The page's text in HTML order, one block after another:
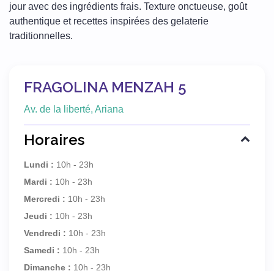
jour avec des ingrédients frais. Texture onctueuse, goût
authentique et recettes inspirées des gelaterie
traditionnelles.
FRAGOLINA MENZAH 5
Av. de la liberté, Ariana
Horaires
Lundi : 10h - 23h
Mardi : 10h - 23h
Mercredi : 10h - 23h
Jeudi : 10h - 23h
Vendredi : 10h - 23h
Samedi : 10h - 23h
Dimanche : 10h - 23h